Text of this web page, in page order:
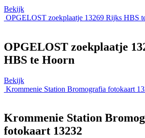
Bekijk
OPGELOST zoekplaatje 13269 Rijks HBS
OPGELOST zoekplaatje
HBS te Hoorn
Bekijk
Krommenie Station Bromografia fotokaart
Krommenie Station
fotokaart 13232